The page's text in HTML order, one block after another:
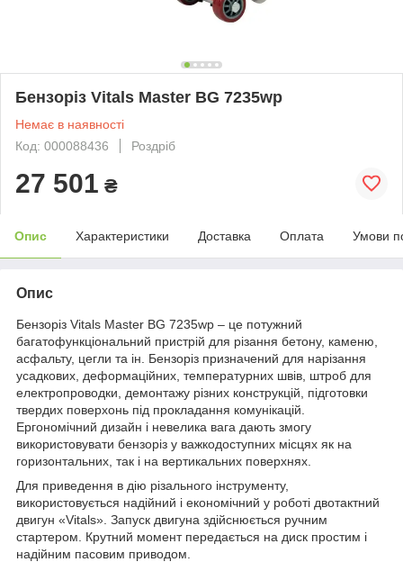
Бензоріз Vitals Master BG 7235wp
Немає в наявності
Код: 000088436
Роздріб
27 501 ₴
Опис Характеристики Доставка Оплата Умови
Опис
Бензоріз Vitals Master BG 7235wp – це потужний
багатофункціональний пристрій для різання бетону, каменю,
асфальту, цегли та ін. Бензоріз призначений для нарізання
усадкових, деформаційних, температурних швів, штроб для
електропроводки, демонтажу різних конструкцій, підготовки
твердих поверхонь під прокладання комунікацій.
Ергономічний дизайн і невелика вага дають змогу
використовувати бензоріз у важкодоступних місцях як на
горизонтальних, так і на вертикальних поверхнях.
Для приведення в дію різального інструменту,
використовується надійний і економічний у роботі двотактний
двигун «Vitals». Запуск двигуна здійснюється ручним
стартером. Крутний момент передається на диск простим і
надійним пасовим приводом.